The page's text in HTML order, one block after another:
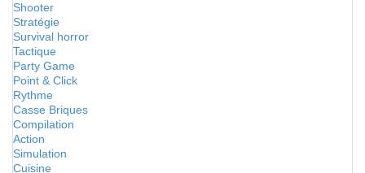
Shooter
Stratégie
Survival horror
Tactique
Party Game
Point & Click
Rythme
Casse Briques
Compilation
Action
Simulation
Cuisine